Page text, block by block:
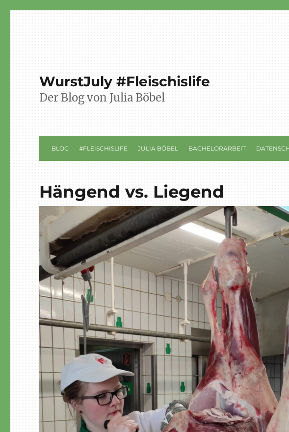
WurstJuly #Fleischislife
Der Blog von Julia Böbel
BLOG #FLEISCHISLIFE JULIA BÖBEL BACHELORARBEIT
Hängend vs. Liegend